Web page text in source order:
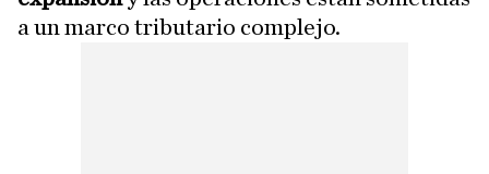
a un marco tributario complejo.